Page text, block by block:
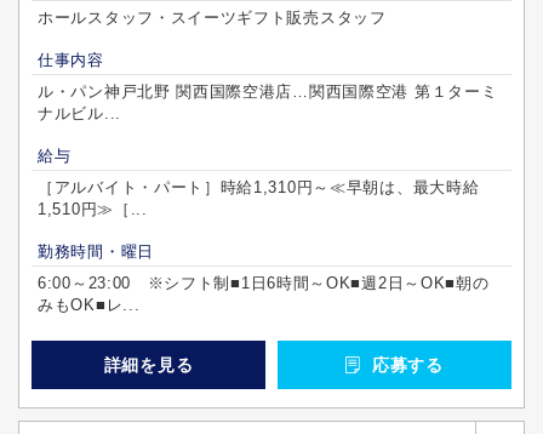
ホールスタッフ・スイーツギフト販売スタッフ
仕事内容
ル・パン神戸北野 関西国際空港店…関西国際空港 第１ターミ
ナルビル...
給与
［アルバイト・パート］時給1,310円～≪早朝は、最大時給
1,510円≫［...
勤務時間・曜日
6:00～23:00 ※シフト制■1日6時間～OK■週2日～OK■朝の
みもOK■レ...
詳細を見る 応募する